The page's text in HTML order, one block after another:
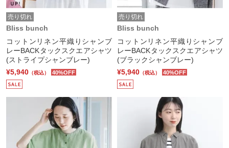
売り切れ
Bliss bunch
コットンリネン平織りシャンブ
レーBACKタックスクエアシャツ
(ストライプシャンブレー)
¥5,940 （税込） 40%OFF
売り切れ
Bliss bunch
コットンリネン平織りシャンブ
レーBACKタックスクエアシャツ
(ブラックシャンブレー)
¥5,940 （税込） 40%OFF